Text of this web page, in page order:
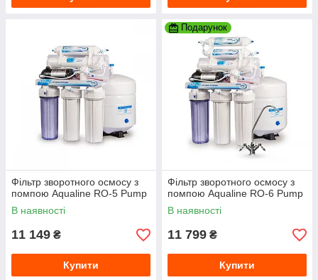
Фільтр зворотного осмосу з
помпою Aqualine RO-5 Pump
В наявності
11 149 ₴
Купити
Подарунок
Фільтр зворотного осмосу з
помпою Aqualine RO-6 Pump
В наявності
11 799 ₴
Купити